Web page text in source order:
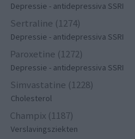
Depressie - antidepressiva SSRI
Sertraline (1274)
Depressie - antidepressiva SSRI
Paroxetine (1272)
Depressie - antidepressiva SSRI
Simvastatine (1228)
Cholesterol
Champix (1187)
Verslavingsziekten